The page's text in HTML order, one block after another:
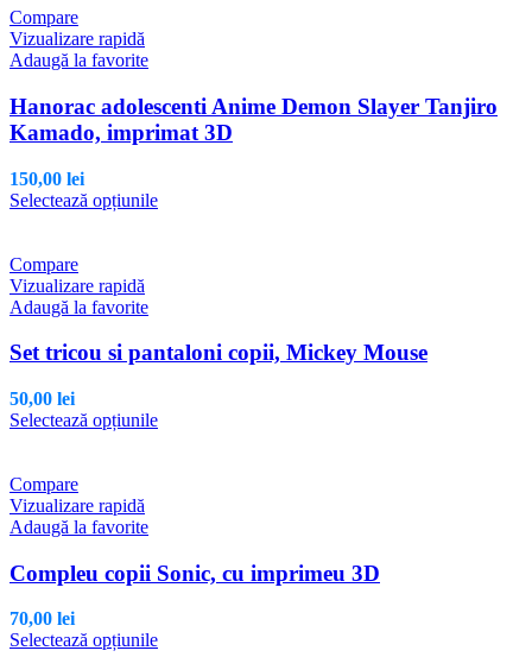
Compare
Vizualizare rapidă
Adaugă la favorite
Hanorac adolescenti Anime Demon Slayer Tanjiro
Kamado, imprimat 3D
150,00 lei
Selectează opțiunileAcest
pot
pagina
Compare
Vizualizare rapidă
Adaugă la favorite
Set tricou si pantaloni copii, Mickey Mouse
50,00 lei
Selectează opțiunileAcest
pot
fi
Compare
Vizualizare rapidă
Adaugă la favorite
Compleu copii Sonic, cu imprimeu 3D
70,00 lei
Selectează opțiunileAcest